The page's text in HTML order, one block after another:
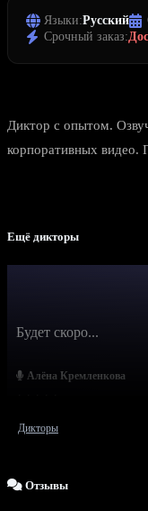
Языки:Русский
Срочный заказ:
Диктор с опытом.
корпоративных видео.
Ещё дикторы
Алёна Кремленкова
Будет скоро...
Дикторы
Отзывы